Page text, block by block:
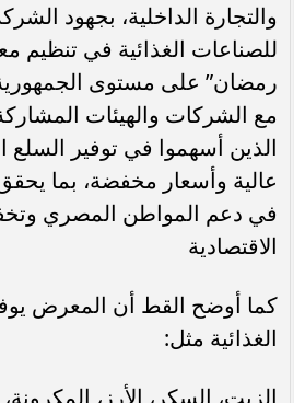
والتجارة الداخلية، بجهود
للصناعات الغذائية في تنظيم
رمضان” على مستوى
مع الشركات والهيئات المشاركة
الذين أسهموا في توفير السلع
عالية وأسعار مخفضة، بما
في دعم المواطن المصري
الاقتصادية
كما أوضح القط أن المعرض
الغذائية مثل: